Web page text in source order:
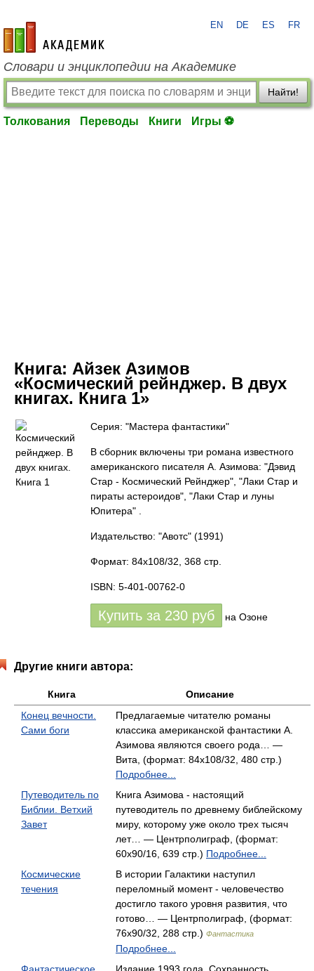
academic.ru
EN DE ES FR
Словари и энциклопедии на Академике
Найти!
Толкования Переводы Книги Игры ⚽
Книга: Айзек Азимов
«Космический рейнджер. В двух
книгах. Книга 1»
Серия: "Мастера фантастики"
В сборник включены три романа известного
американского писателя А. Азимова: "Дэвид
Стар - Космический Рейнджер", "Лаки Стар и
пираты астероидов", "Лаки Стар и луны
Юпитера" .
Издательство: "Авотс" (1991)
Формат: 84x108/32, 368 стр.
ISBN: 5-401-00762-0
Купить за 230 руб на Озоне
Другие книги автора:
Книга
Описание
Конец вечности.
Сами боги
Предлагаемые читателю романы
классика американской фантастики А.
Азимова являются своего рода… —
Вита, (формат: 84x108/32, 480 стр.)
Подробнее...
Путеводитель по
Библии. Ветхий
Завет
Книга Азимова - настоящий
путеводитель по древнему библейскому
миру, которому уже около трех тысяч
лет… — Центрполиграф, (формат:
60x90/16, 639 стр.) Подробнее...
Космические
течения
В истории Галактики наступил
переломный момент - человечество
достигло такого уровня развития, что
готово… — Центрполиграф, (формат:
76x90/32, 288 стр.) Фантастика
Подробнее...